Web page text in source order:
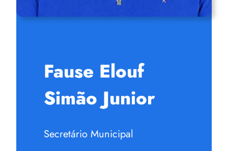
Fause Elouf
Simão Junior
Secretário Municipal